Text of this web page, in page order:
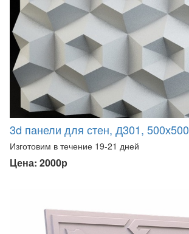
3d панели для стен, Д301, 500х500
Изготовим в течение 19-21 дней
Цена: 2000р